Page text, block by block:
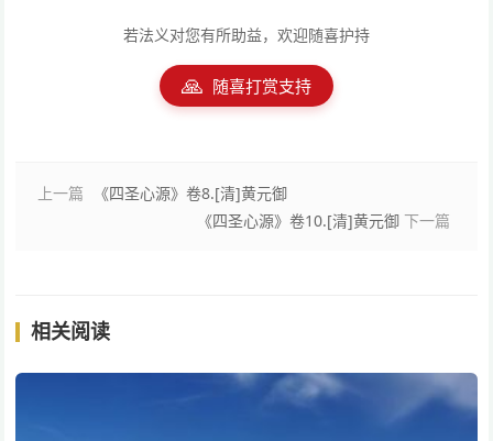
若法义对您有所助益，欢迎随喜护持
🙏 随喜打赏支持
上一篇
《四圣心源》卷8.[清]黄元御
《四圣心源》卷10.[清]黄元御 下一篇
相关阅读